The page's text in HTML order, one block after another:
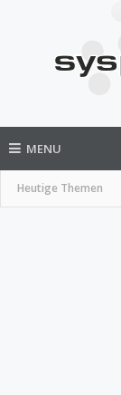
MENU
Heutige Themen